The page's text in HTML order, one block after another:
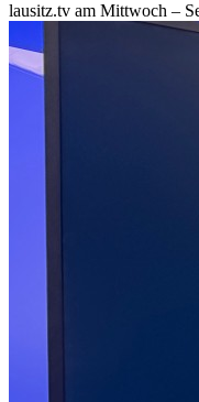
lausitz.tv am Mittwoch –